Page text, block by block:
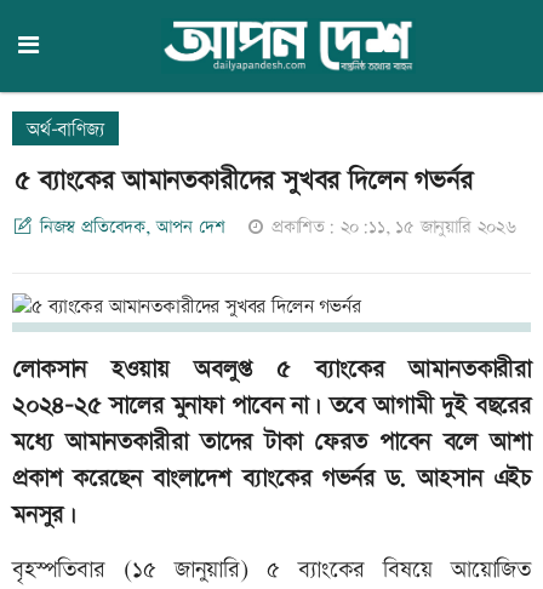
অর্থ-বাণিজ্য
৫ ব্যাংকের আমানতকারীদের সুখবর দিলেন গভর্নর
নিজস্ব প্রতিবেদক, আপন দেশ প্রকাশিত: ২০:১১, ১৫ জানুয়ারি ২০২৬
লোকসান হওয়ায় অবলুপ্ত ৫ ব্যাংকের আমানতকারীরা
২০২৪-২৫ সালের মুনাফা পাবেন না। তবে আগামী দুই বছরের
মধ্যে আমানতকারীরা তাদের টাকা ফেরত পাবেন বলে আশা
প্রকাশ করেছেন বাংলাদেশ ব্যাংকের গভর্নর ড. আহসান এইচ
মনসুর।
বৃহস্পতিবার (১৫ জানুয়ারি) ৫ ব্যাংকের বিষয়ে আয়োজিত